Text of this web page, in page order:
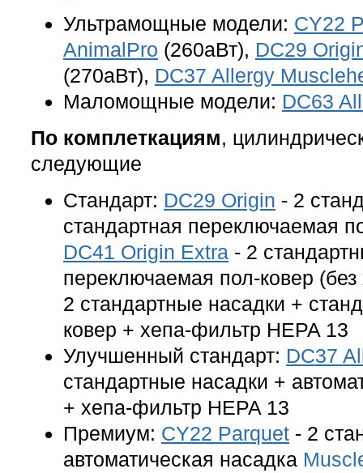
Ультрамощные модели: CY22
AnimalPro (260аВт), DC29
(270аВт), DC37 Allergy
Маломощные модели: DC63
По комплеткациям,
следующие
Стандарт: DC29 Origin - 2
стандартная переключаемая
DC41 Origin Extra - 2
переключаемая пол-ковер
2 стандартные насадки +
ковер + хепа-фильтр HEPA 13
Улучшенный стандарт: DC37
стандартные насадки +
+ хепа-фильтр HEPA 13
Премиум: CY22 Parquet - 2
автоматическая насадка